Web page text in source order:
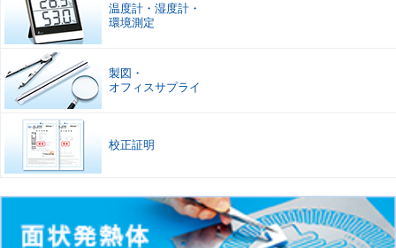
温度計 ・ 湿度計 ・
環境測定
製図 ・
オフィスサプライ
校正証明